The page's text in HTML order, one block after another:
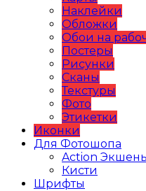
Наклейки
Обложки
Обои на
Постеры
Рисунки
Сканы
Текстуры
Фото
Этикетки
Иконки
Для Фотошопа
Action
Кисти
Шрифты